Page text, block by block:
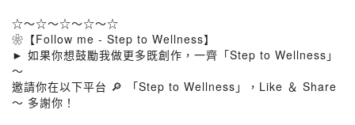
☆～☆～☆～☆～☆
❀【Follow me - Step to Wellness】
► 如果你想鼓勵我做更多既創作，一齊「Step to Wellness」
～
邀請你在以下平台 🔎 「Step to Wellness」，Like ＆ Share
～ 多謝你！